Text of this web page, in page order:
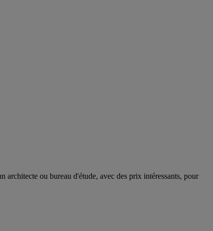
architecte ou bureau d'étude, avec des prix intéressants, pour